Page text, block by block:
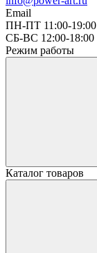
Email
ПН-ПТ 11:00-19:00
СБ-ВС 12:00-18:00
Режим работы
Каталог товаров